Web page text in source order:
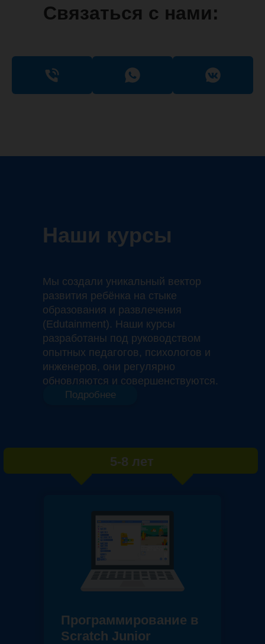
Связаться с нами:
Наши курсы
Мы создали уникальный вектор
развития ребёнка на стыке
образования и развлечения
(Edutainment). Наши курсы
разработаны под руководством
опытных педагогов, психологов и
инженеров, они регулярно
обновляются и совершенствуются.
Подробнее
5-8 лет
Программирование в
Scratch Junior